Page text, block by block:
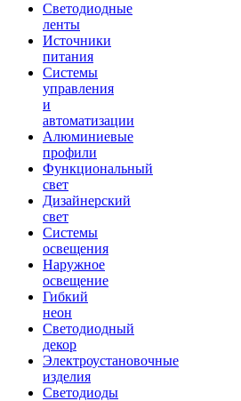
Светодиодные
ленты
Источники
питания
Системы
управления
и
автоматизации
Алюминиевые
профили
Функциональный
свет
Дизайнерский
свет
Системы
освещения
Наружное
освещение
Гибкий
неон
Светодиодный
декор
Электроустановочные
изделия
Светодиоды